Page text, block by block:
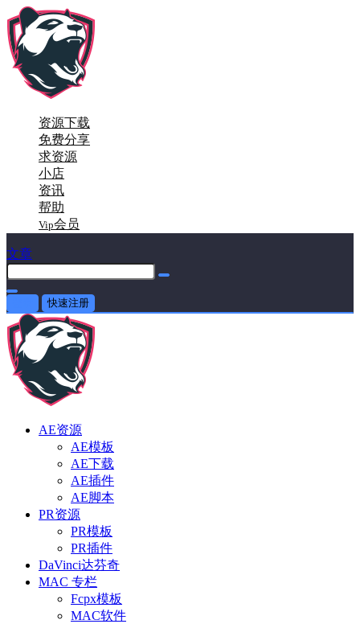
资源下载
免费分享
求资源
小店
资讯
帮助
Vip会员
文章
快速注册
AE资源
AE模板
AE下载
AE插件
AE脚本
PR资源
PR模板
PR插件
DaVinci达芬奇
MAC 专栏
Fcpx模板
MAC软件